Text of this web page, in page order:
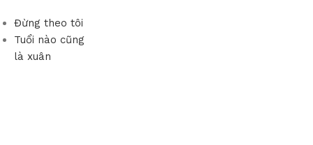
Đừng theo tôi
Tuổi nào cũng
là xuân